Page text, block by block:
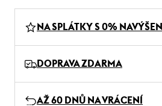
NA SPLÁTKY S 0% NAVÝŠENÍ
DOPRAVA ZDARMA
AŽ 60 DNŮ NA VRÁCENÍ